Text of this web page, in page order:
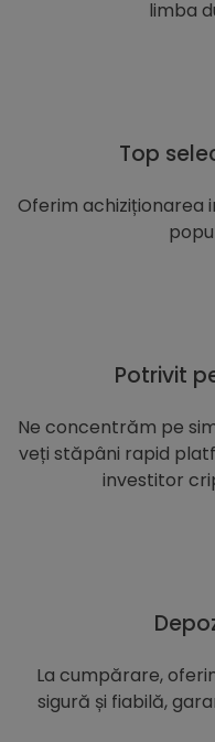
limba
Top
Oferim achiziționarea
Potrivit
Ne concentrăm pe
veți stăpâni rapid
investitor
La cumpărare,
sigură și fiabilă,